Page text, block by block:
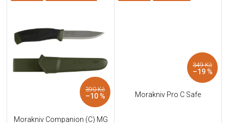
390 Kč
–10 %
Morakniv Companion (C) MG
349 Kč
–19 %
Morakniv Pro C Safe